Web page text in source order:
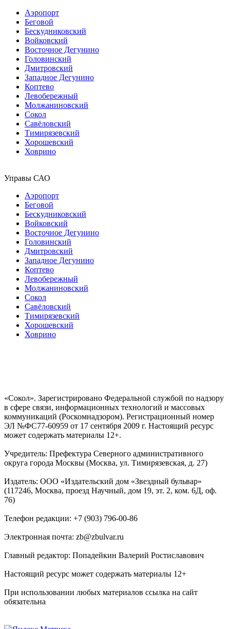
Аэропорт
Беговой
Бескудниковский
Войковский
Восточное Дегунино
Головинский
Дмитровский
Западное Дегунино
Коптево
Левобережный
Молжаниновский
Сокол
Савёловский
Тимирязевский
Хорошевский
Ховрино
Управы САО
Аэропорт
Беговой
Бескудниковский
Войковский
Восточное Дегунино
Головинский
Дмитровский
Западное Дегунино
Коптево
Левобережный
Молжаниновский
Сокол
Савёловский
Тимирязевский
Хорошевский
Ховрино
«Сокол». Зарегистрировано Федеральной службой по надзору
в сфере связи, информационных технологий и массовых
коммуникаций (Роскомнадзором). Регистрационный номер
ЭЛ №ФС77-60959 от 17 сентября 2009 г. Настоящий ресурс
может содержать материалы 12+.
Учредитель: Префектура Северного административного
округа города Москвы (Москва, ул. Тимирязевская, д. 27)
Издатель: ООО «Издательский дом «Звездный бульвар»
(117246, Москва, проезд Научный, дом 19, эт. 2, ком. 6Д, оф.
76)
Телефон редакции: +7 (903) 796-00-86
Электронная почта: zb@zbulvar.ru
Главный редактор: Попадейкин Валерий Ростиславович
Настоящий ресурс может содержать материалы 12+
При использовании любых материалов ссылка на сайт
обязательна